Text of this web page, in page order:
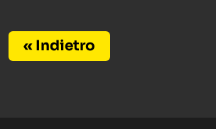
« Indietro